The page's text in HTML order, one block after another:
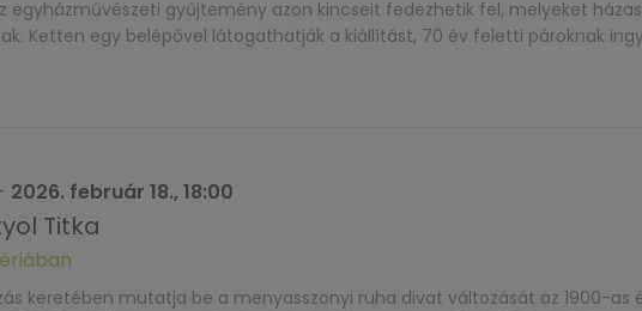
egyházművészeti gyűjtemény azon kincseit fedezhetik fel, melyeket
Ketten egy belépővel látogathatják a kiállítást, 70 év feletti pároknak
2026. február 18., 18:00
Titka
keretében mutatja be a menyasszonyi ruha divat változását az 1900-as